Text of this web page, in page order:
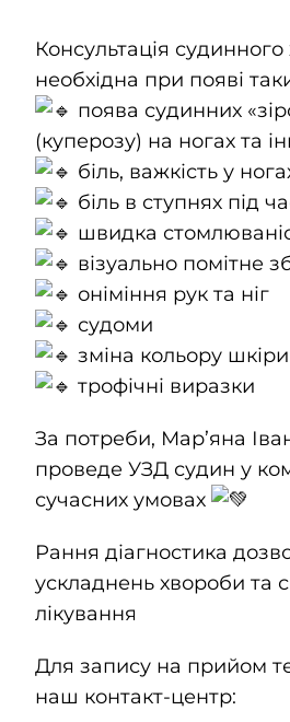
Консультація судинного
необхідна при появі
поява судинних
(куперозу) на ногах та
біль, важкість у
біль в ступнях під
швидка
візуально помітне
оніміння рук та ніг
судоми
зміна кольору
трофічні виразки
За потреби, Мар’яна
проведе УЗД судин у
сучасних умовах
Рання діагностика
ускладнень хвороби та
лікування
Для запису на прийом
наш контакт-центр: